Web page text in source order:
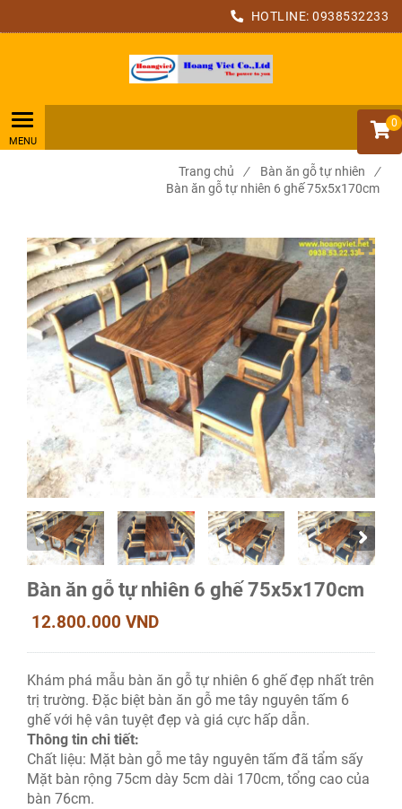
HOTLINE: 0938532233
0
Trang chủ / Bàn ăn gỗ tự nhiên
/
Bàn ăn gỗ tự nhiên 6 ghế 75x5x170cm
Bàn ăn gỗ tự nhiên 6 ghế 75x5x170cm
12.800.000 VND
Khám phá mẫu bàn ăn gỗ tự nhiên 6 ghế đẹp nhất trên
trị trường. Đặc biệt bàn ăn gỗ me tây nguyên tấm 6
ghế với hệ vân tuyệt đẹp và giá cực hấp dẫn.
Thông tin chi tiết:
Chất liệu: Mặt bàn gỗ me tây nguyên tấm đã tẩm sấy
Mặt bàn rộng 75cm dày 5cm dài 170cm, tổng cao của
bàn 76cm.